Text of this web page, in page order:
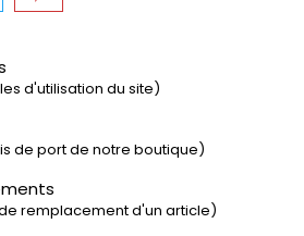
d'utilisation du site)
de port de notre boutique)
remplacement d'un article)